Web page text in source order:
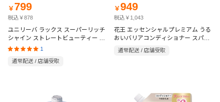
￥ 799
税込￥878
ユニリーバ ラックス スーパーリッチ
シャイン ストレートビューティー コ
ンディショナー 詰替 840g
1
通常配送 / 店舗受取
￥949
税込￥1,043
花王 エッセンシャルプレミアム うる
おいバリアコンディショナー スパー
クルモイスト 詰替用 330ml
通常配送 / 店舗受取